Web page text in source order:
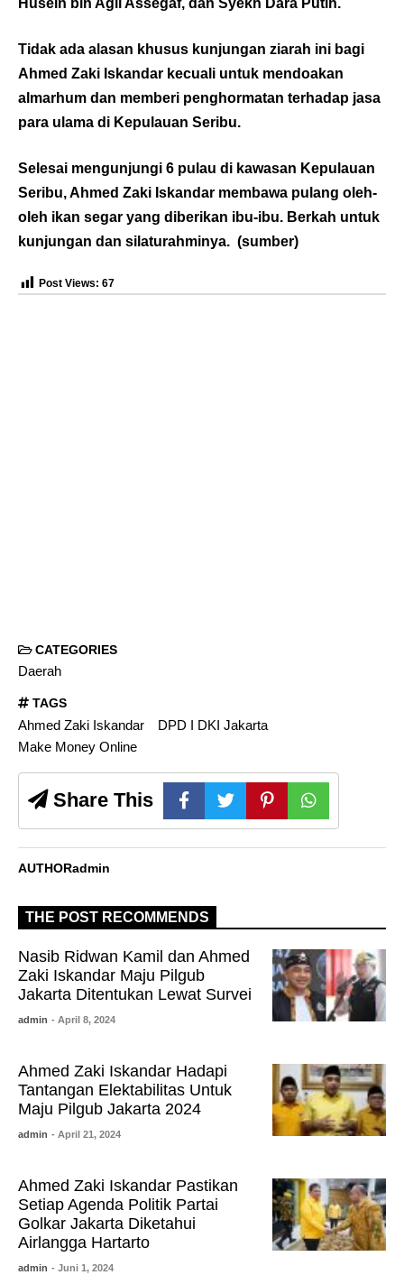
Tidak ada alasan khusus kunjungan ziarah ini bagi
Ahmed Zaki Iskandar kecuali untuk mendoakan
almarhum dan memberi penghormatan terhadap jasa
para ulama di Kepulauan Seribu.
Selesai mengunjungi 6 pulau di kawasan Kepulauan
Seribu, Ahmed Zaki Iskandar membawa pulang oleh-
oleh ikan segar yang diberikan ibu-ibu. Berkah untuk
kunjungan dan silaturahminya. (sumber)
Post Views: 67
CATEGORIES
Daerah
TAGS
Ahmed Zaki Iskandar
DPD I DKI Jakarta
Make Money Online
Share This
AUTHORadmin
THE POST RECOMMENDS
Nasib Ridwan Kamil dan Ahmed
Zaki Iskandar Maju Pilgub
Jakarta Ditentukan Lewat Survei
admin - April 8, 2024
Ahmed Zaki Iskandar Hadapi
Tantangan Elektabilitas Untuk
Maju Pilgub Jakarta 2024
admin - April 21, 2024
Ahmed Zaki Iskandar Pastikan
Setiap Agenda Politik Partai
Golkar Jakarta Diketahui
Airlangga Hartarto
admin - Juni 1, 2024